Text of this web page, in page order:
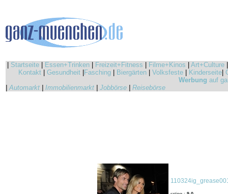
Startseite Essen+Trinken Freizeit+Fitness Filme+Kinos Art+Culture
Kontakt
Gesundheit Fasching Biergärten Volksfeste Kinderseite
Werbung auf
|Automarkt Immobilienmarkt Jobbörse Reisebörse